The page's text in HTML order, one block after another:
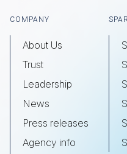
COMPANY
About Us
Trust
Leadership
News
Press releases
Agency info